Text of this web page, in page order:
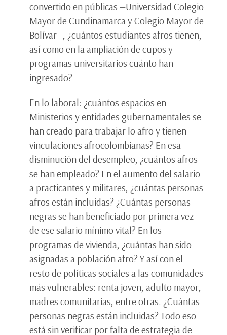
convertido en públicas —Universidad Colegio
Mayor de Cundinamarca y Colegio Mayor de
Bolívar—, ¿cuántos estudiantes afros tienen,
así como en la ampliación de cupos y
programas universitarios cuánto han
ingresado?
En lo laboral: ¿cuántos espacios en
Ministerios y entidades gubernamentales se
han creado para trabajar lo afro y tienen
vinculaciones afrocolombianas? En esa
disminución del desempleo, ¿cuántos afros
se han empleado? En el aumento del salario
a practicantes y militares, ¿cuántas personas
afros están incluidas? ¿Cuántas personas
negras se han beneficiado por primera vez
de ese salario mínimo vital? En los
programas de vivienda, ¿cuántas han sido
asignadas a población afro? Y así con el
resto de políticas sociales a las comunidades
más vulnerables: renta joven, adulto mayor,
madres comunitarias, entre otras. ¿Cuántas
personas negras están incluidas? Todo eso
está sin verificar por falta de estrategia de